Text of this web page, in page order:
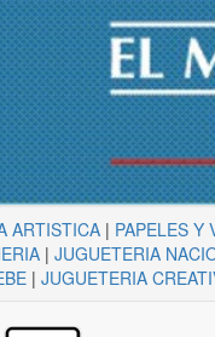
ARTISTICA | PAPELES Y
| JUGUETERIA
| JUGUETERIA